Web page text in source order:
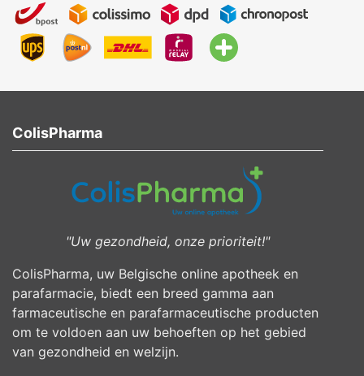
ColisPharma
"Uw gezondheid, onze prioriteit!"
ColisPharma, uw Belgische online apotheek en
parafarmacie, biedt een breed gamma aan
farmaceutische en parafarmaceutische producten
om te voldoen aan uw behoeften op het gebied
van gezondheid en welzijn.